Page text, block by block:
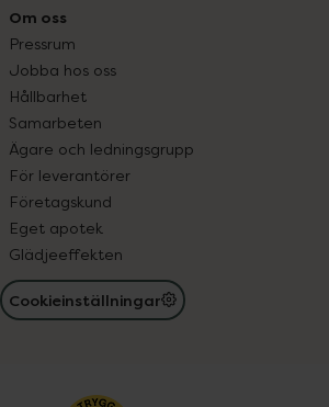
Om oss
Pressrum
Jobba hos oss
Hållbarhet
Samarbeten
Ägare och ledningsgrupp
För leverantörer
Företagskund
Eget apotek
Glädjeeffekten
Cookieinställningar